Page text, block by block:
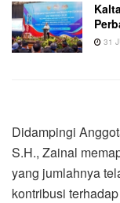
31
Didampingi
S.H., Zainal
yang jumlahnya
kontribusi